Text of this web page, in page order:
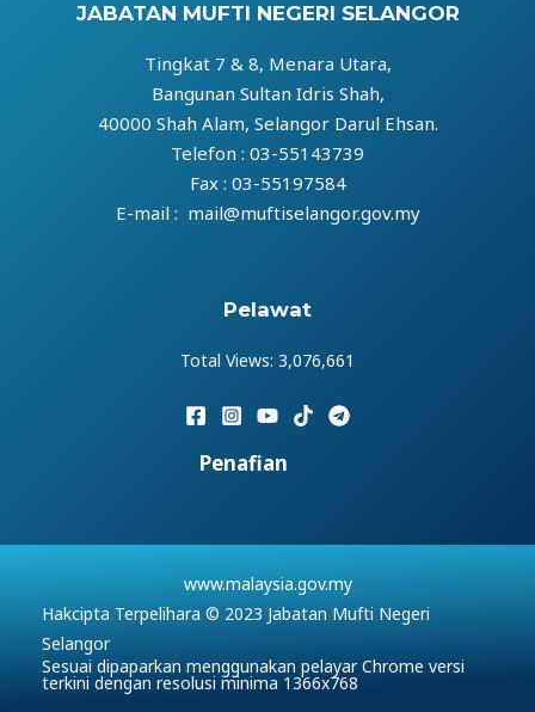
JABATAN MUFTI NEGERI SELANGOR
Tingkat 7 & 8, Menara Utara,
Bangunan Sultan Idris Shah,
40000 Shah Alam, Selangor Darul Ehsan.
Telefon : 03-55143739
Fax : 03-55197584
E-mail : mail@muftiselangor.gov.my
Pelawat
Total Views: 3,076,661
Penafian
www.malaysia.gov.my
Hakcipta Terpelihara © 2023 Jabatan Mufti Negeri
Selangor
Sesuai dipaparkan menggunakan pelayar Chrome versi
terkini dengan resolusi minima 1366x768